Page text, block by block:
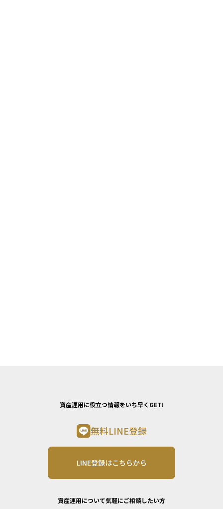
資産運用に役立つ情報をいち早くGET!
無料LINE登録
LINE登録はこちらから
資産運用について気軽にご相談したい方